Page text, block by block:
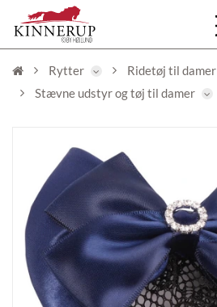
Rytter
Ridetøj til damer
Stævne udstyr og tøj til damer